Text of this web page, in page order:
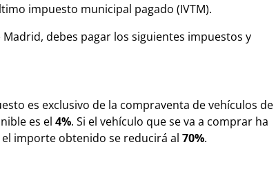
impuesto municipal pagado (IVTM).
debes pagar los siguientes impuestos y
es exclusivo de la compraventa de vehículos de
es el 4%. Si el vehículo que se va a comprar ha
importe obtenido se reducirá al 70%.